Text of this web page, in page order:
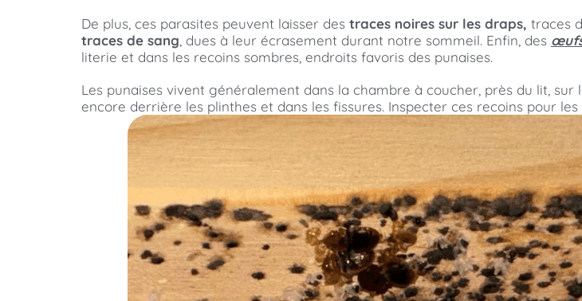
De plus, ces parasites peuvent laisser des traces noires sur les draps, traces
traces de sang , dues à leur écrasement durant notre sommeil. Enfin, des
literie et dans les recoins sombres, endroits favoris des punaises.
Les punaises vivent généralement dans la chambre à coucher, près du lit,
encore derrière les plinthes et dans les fissures. Inspecter ces recoins pour les